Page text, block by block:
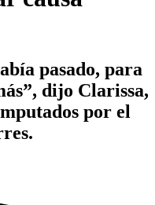
pasado, para
dijo Clarissa,
por el